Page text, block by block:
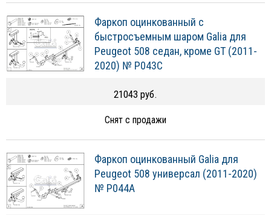
Фаркоп оцинкованный с
быстросъемным шаром Galia для
Peugeot 508 седан, кроме GT (2011-
2020) № P043C
21043 руб.
Снят с продажи
Фаркоп оцинкованный Galia для
Peugeot 508 универсал (2011-2020)
№ P044A